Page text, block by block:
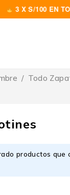
3 X S/100 EN
/ Todo
productos que